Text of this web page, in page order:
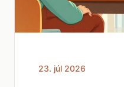
23. júl 2026